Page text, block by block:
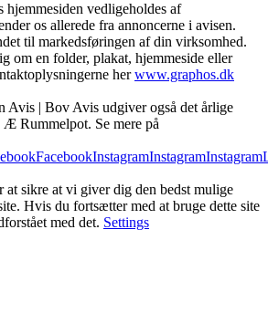
vedligeholdes af
os allerede fra annoncerne i avisen.
til markedsføringen af din virksomhed.
om en folder, plakat, hjemmeside eller
herwww.graphos.dk
Avis | Bov Avis udgiver også det årlige
Rummelpot. Se mere på
FacebookInstagramInstagramInstagram
at sikre at vi giver dig den bedst mulige
Hvis du fortsætter med at bruge dette site
med det. Settings